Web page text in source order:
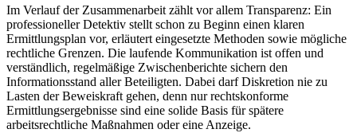
Im Verlauf der Zusammenarbeit zählt vor allem Transparenz: Ein
professioneller Detektiv stellt schon zu Beginn einen klaren
Ermittlungsplan vor, erläutert eingesetzte Methoden sowie mögliche
rechtliche Grenzen. Die laufende Kommunikation ist offen und
verständlich, regelmäßige Zwischenberichte sichern den
Informationsstand aller Beteiligten. Dabei darf Diskretion nie zu
Lasten der Beweiskraft gehen, denn nur rechtskonforme
Ermittlungsergebnisse sind eine solide Basis für spätere
arbeitsrechtliche Maßnahmen oder eine Anzeige.